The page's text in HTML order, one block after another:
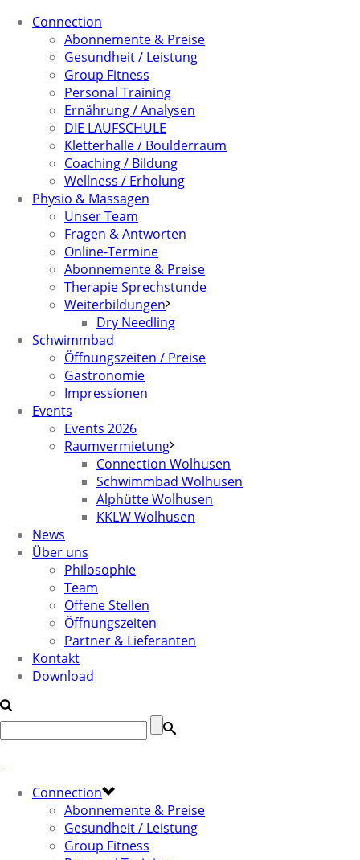
Connection
Abonnemente & Preise
Gesundheit / Leistung
Group Fitness
Personal Training
Ernährung / Analysen
DIE LAUFSCHULE
Kletterhalle / Boulderraum
Coaching / Bildung
Wellness / Erholung
Physio & Massagen
Unser Team
Fragen & Antworten
Online-Termine
Abonnemente & Preise
Therapie Sprechstunde
Weiterbildungen
Dry Needling
Schwimmbad
Öffnungszeiten / Preise
Gastronomie
Impressionen
Events
Events 2026
Raumvermietung
Connection Wolhusen
Schwimmbad Wolhusen
Alphütte Wolhusen
KKLW Wolhusen
News
Über uns
Philosophie
Team
Offene Stellen
Öffnungszeiten
Partner & Lieferanten
Kontakt
Download
Connection
Abonnemente & Preise
Gesundheit / Leistung
Group Fitness